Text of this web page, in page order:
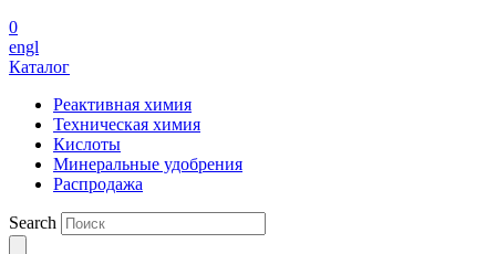
0
engl
Каталог
Реактивная химия
Техническая химия
Кислоты
Минеральные удобрения
Распродажа
Search